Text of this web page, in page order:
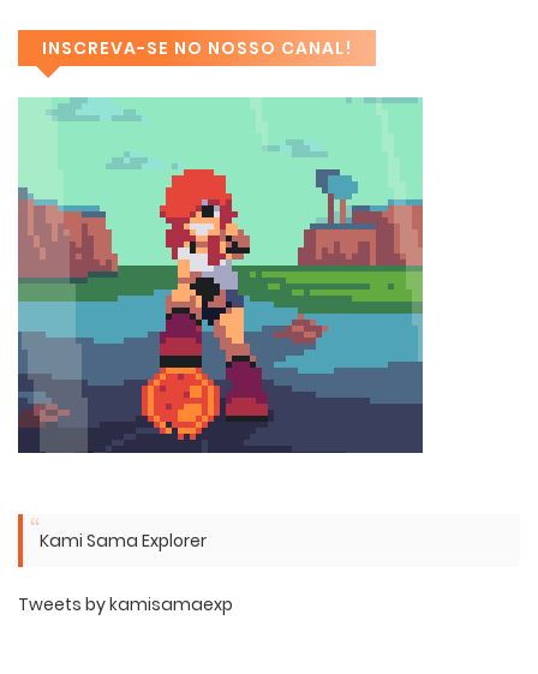
INSCREVA-SE NO NOSSO CANAL!
Kami Sama Explorer
Tweets by kamisamaexp